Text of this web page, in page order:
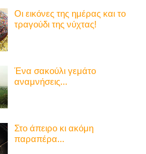
Οι εικόνες της ημέρας και το
τραγούδι της νύχτας!
Ένα σακούλι γεμάτο
αναμνήσεις...
Στο άπειρο κι ακόμη
παραπέρα...